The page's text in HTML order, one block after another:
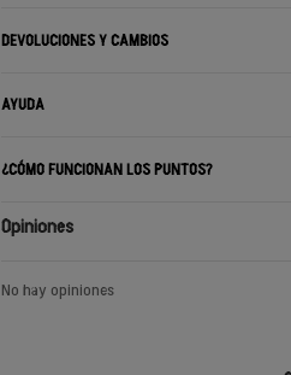
DEVOLUCIONES Y CAMBIOS
AYUDA
¿CÓMO FUNCIONAN LOS PUNTOS?
Opiniones
No hay opiniones